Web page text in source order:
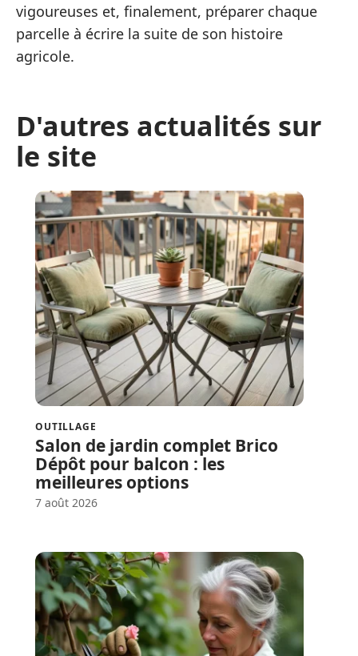
vigoureuses et, finalement, préparer chaque
parcelle à écrire la suite de son histoire
agricole.
D'autres actualités sur
le site
OUTILLAGE
Salon de jardin complet Brico
Dépôt pour balcon : les
meilleures options
7 août 2026